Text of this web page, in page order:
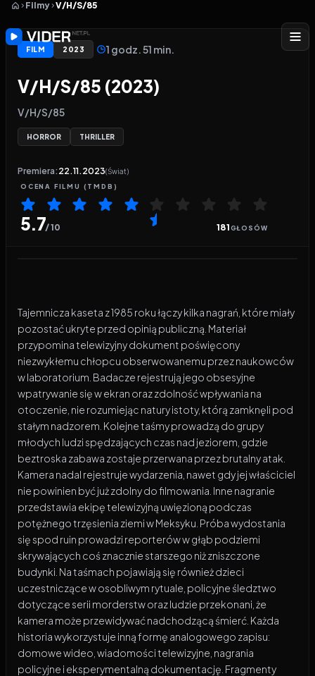
Filmy V/H/S/85
FILM 2023 1 godz. 51 min.
V/H/S/85 (2023)
V/H/S/85
HORROR THRILLER
Premiera: 22.11.2023(Świat)
OCENA FILMU (TMDB)
5.7/ 10 181GŁOSÓW
Tajemnicza kaseta z 1985 roku łączy kilka nagrań, które miały
pozostać ukryte przed opinią publiczną. Materiał
przypomina telewizyjny dokument poświęcony
niezwykłemu chłopcu obserwowanemu przez naukowców
w laboratorium. Badacze rejestrują jego obsesyjne
wpatrywanie się w ekran oraz zdolność wpływania na
otoczenie, nie rozumiejąc natury istoty, którą zamknęli pod
stałym nadzorem. Kolejne taśmy prowadzą do grupy
młodych ludzi spędzających czas nad jeziorem, gdzie
beztroska zabawa zostaje przerwana przez brutalny atak.
Kamera nadal rejestruje wydarzenia, nawet gdy jej właściciel
nie powinien być już zdolny do filmowania. Inne nagranie
przedstawia ekipę telewizyjną uwięzioną podczas
potężnego trzęsienia ziemi w Meksyku. Próba wydostania
się spod ruin prowadzi reporterów w głąb podziemi
skrywających coś znacznie starszego niż zniszczone
budynki. Na taśmach pojawiają się również dzieci
uczestniczące w osobliwym rytuale, policyjne śledztwo
dotyczące serii morderstw oraz ludzie przekonani, że
kamera może przewidywać nadchodzącą śmierć. Każda
historia wykorzystuje inną formę analogowego zapisu:
domowe wideo, wiadomości telewizyjne, nagrania
policyjne i eksperymentalną dokumentację. Fragmenty